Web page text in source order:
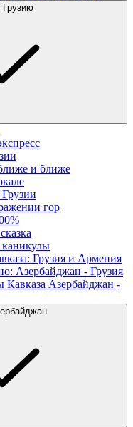
и ближе
гор
каникулы
Грузия и Армения
Азербайджан - Грузия
Кавказа Азербайджан -